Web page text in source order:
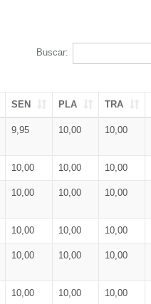
Buscar:
SEN PLA TRA
9,95 10,00 10,00
10,00 10,00 10,00
10,00 10,00 10,00
10,00 10,00 10,00
10,00 10,00 10,00
10,00 10,00 10,00